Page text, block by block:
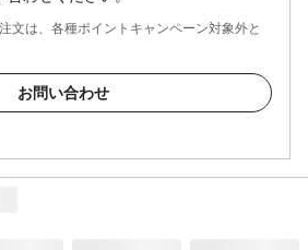
文は、各種ポイントキャンペーン対象外と
お問い合わせ